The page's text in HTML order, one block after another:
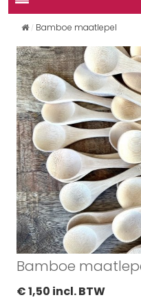
Bamboe maatlepel
Bamboe
€ 1,50 incl. BTW